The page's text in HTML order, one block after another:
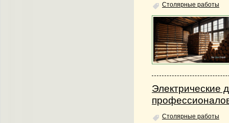
Столярные работы
Электрические
Столярные работы